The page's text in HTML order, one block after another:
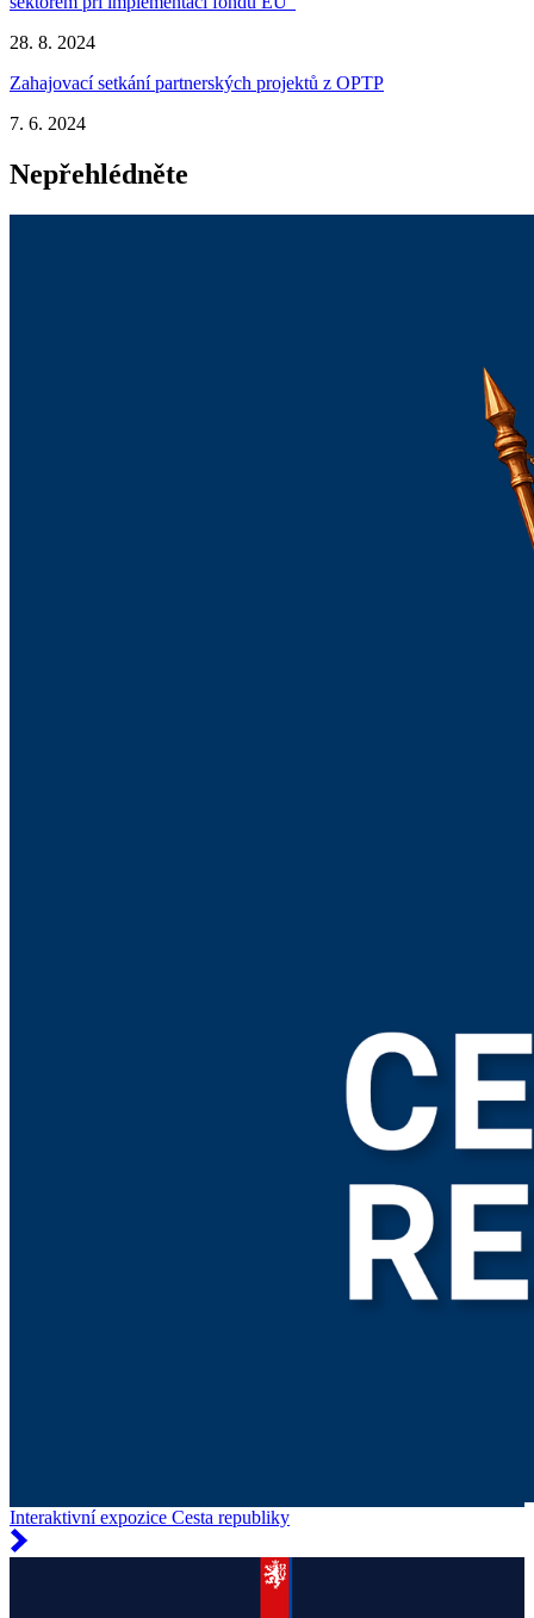
28. 8. 2024
Zahajovací setkání partnerských projektů z OPTP
7. 6. 2024
Nepřehlédněte
Interaktivní expozice Cesta republiky